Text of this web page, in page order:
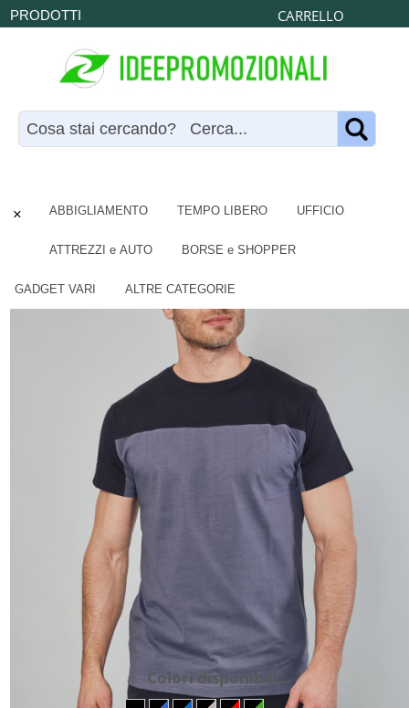
CARRELLO
× ABBIGLIAMENTO TEMPO LIBERO UFFICIO
ATTREZZI e AUTO BORSE e SHOPPER
GADGET VARI ALTRE CATEGORIE
PRODOTTI
Colori disponibili: